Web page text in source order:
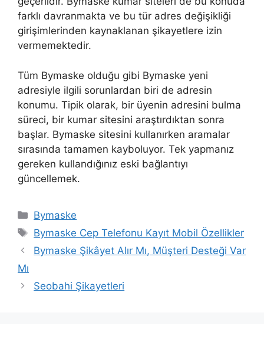
farklı davranmakta ve bu tür adres değişikliği
girişimlerinden kaynaklanan şikayetlere izin
vermemektedir.
Tüm Bymaske olduğu gibi Bymaske yeni
adresiyle ilgili sorunlardan biri de adresin
konumu. Tipik olarak, bir üyenin adresini bulma
süreci, bir kumar sitesini araştırdıktan sonra
başlar. Bymaske sitesini kullanırken aramalar
sırasında tamamen kayboluyor. Tek yapmanız
gereken kullandığınız eski bağlantıyı
güncellemek.
Kategoriler
Bymaske
Etiketler
Bymaske Cep Telefonu Kayıt Mobil Özellikler
Yazı
dolaşımı
Bymaske Şikâyet Alır Mı, Müşteri Desteği Var
Mı
Seobahi Şikayetleri